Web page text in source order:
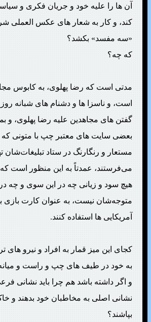
آن ها را علیه خود و جریان فکری و
کند، و کار به شعار های عکس العملی
«سه مفسد» بکشد؟
که چه؟
مدتی است که رضا پهلوی، به کابوس
است، و ناسزا ها و دشنام های شبانه
گفتن های مجاهدین علیه رضا پهلوی، و
بعضی سایت های معتبر چپ با متونی که
مستعار و رنگارنگ در ستاد تبلیغات‌شان
می‌فرستند، عمدتاً به این منظور است که
هیچ سود و زیانی چه در این سوی و چه
متوجه‌شان نیست، به عنوان کارت بازی
آمریکایی ها استفاده کنند.
کجای این میز قمار به افراد و نیرو های
به خود در طیف های چپ و راست و
و اگر داشته باشد هم چرا باید نشانی
نشانی اصلی به مخاطبان خود بدهند و
بپاشند؟